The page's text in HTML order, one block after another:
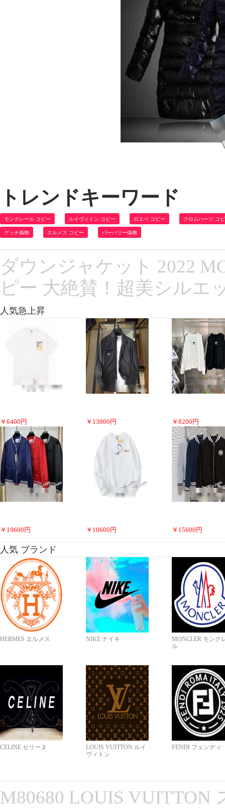
トレンドキーワード
モンクレール コピー ルイヴィトン コピー ロエベ コピー クロムハーツ コ
グッチ偽物 エルメス コピー バーバリー偽物
ダウンジャケット 2022
ピー 大絶賛！超美シルエ
人気急上昇
￥ 6400 円 ￥ 13800 円 ￥ 8200 円
￥ 19600 円 ￥ 10600 円 ￥ 15600 円
人気 ブランド
HERMES エルメス NIKE ナイキ
MONCLER モンク
ル
CELINE セリーヌ
LOUIS VUITTON ルイ
ヴィトン
FENDI フェンディ
M80680 LOUIS VUITTON